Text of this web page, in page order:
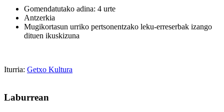
Gomendatutako adina: 4 urte
Antzerkia
Mugikortasun urriko pertsonentzako leku-erreserbak izango
dituen ikuskizuna
Iturria: Getxo Kultura
Laburrean